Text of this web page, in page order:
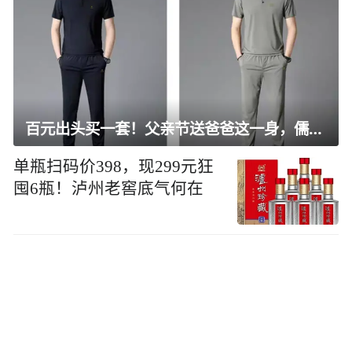
百元出头买一套！父亲节送爸爸这一身，儒雅有型还凉爽
单瓶扫码价398，现299元狂
囤6瓶！泸州老窖底气何在